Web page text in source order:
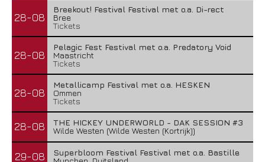
28-08
Breekout! Festival Festival met o.a. Di-rect
Bree
Tickets
28-08
Pelagic Fest Festival met o.a. Predatory Void
Maastricht
Tickets
28-08
Metallicamp Festival met o.a. HESKEN
Ommen
Tickets
28-08
THE HICKEY UNDERWORLD - DAK SESSION #3
Wilde Westen (Wilde Westen (Kortrijk))
29-08
Superbloom Festival Festival met o.a. Bastille